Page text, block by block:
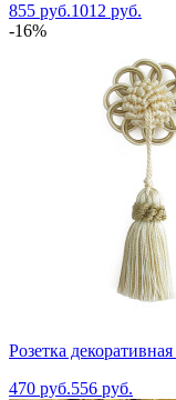
855 руб.1012 руб.
-16%
Розетка
470 руб.556 руб.